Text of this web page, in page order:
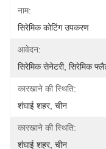
नाम:
सिरेमिक कोटिंग उपकरण
आवेदन:
सिरेमिक सेनेटरी, सिरेमिक
कारखाने की स्थिति:
शंघाई शहर, चीन
कारखाने की स्थिति:
शंघाई शहर, चीन